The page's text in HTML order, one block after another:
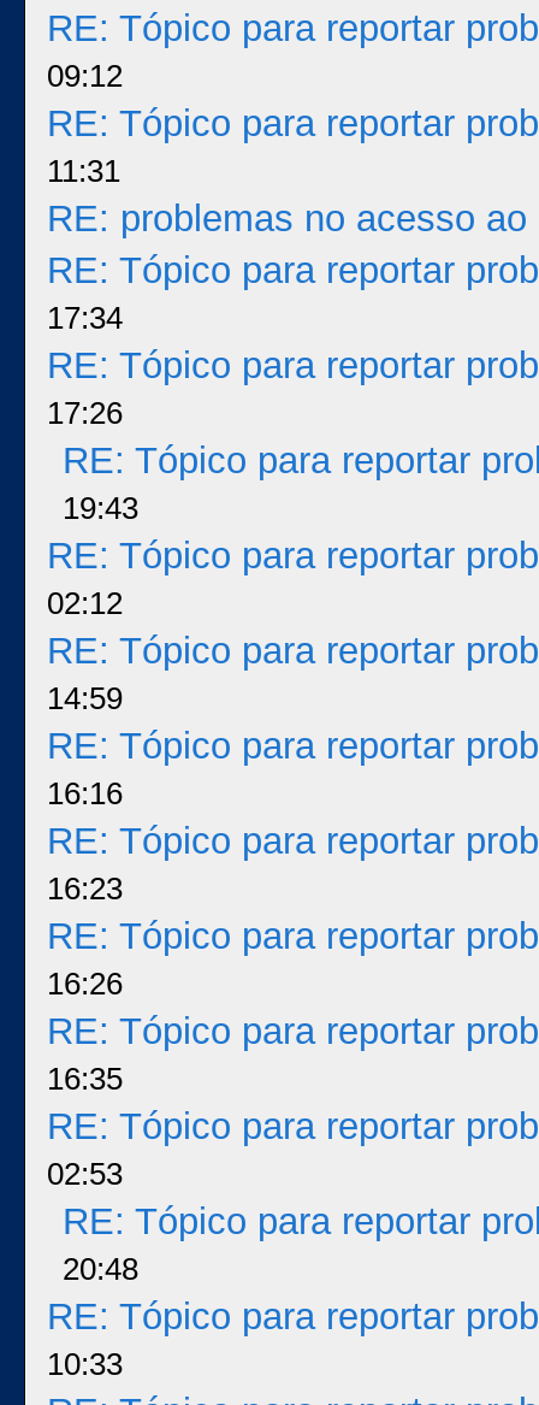
RE: Tópico para reportar
09:12
RE: Tópico para reportar
11:31
RE: problemas no acesso
RE: Tópico para reportar
17:34
RE: Tópico para reportar
17:26
RE: Tópico para reportar
19:43
RE: Tópico para reportar
02:12
RE: Tópico para reportar
14:59
RE: Tópico para reportar
16:16
RE: Tópico para reportar
16:23
RE: Tópico para reportar
16:26
RE: Tópico para reportar
16:35
RE: Tópico para reportar
02:53
RE: Tópico para reportar
20:48
RE: Tópico para reportar
10:33